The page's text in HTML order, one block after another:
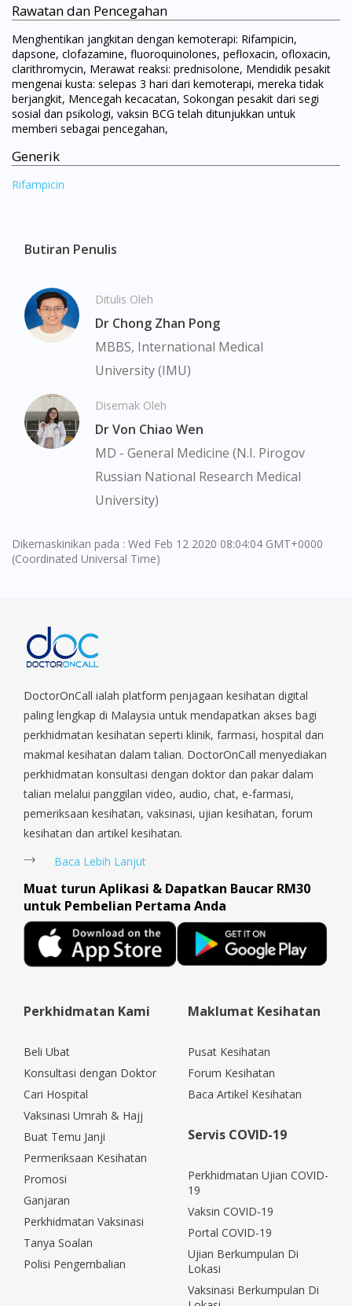
Visit DoctorOnCall Singapore
You seem to be shopping from Singapore
You are currently on DoctorOnCall.com.my, our Malaysian
To serve you better, would you like to head over to
DoctorOnCall Singapore?
Continue to DoctorOnCall Singapore
Rawatan dan Pencegahan
Menghentikan jangkitan dengan kemoterapi: Rifampicin,
dapsone, clofazamine, fluoroquinolones, pefloxacin, ofloxacin,
clarithromycin, Merawat reaksi: prednisolone, Mendidik pesakit
mengenai kusta: selepas 3 hari dari kemoterapi, mereka tidak
berjangkit, Mencegah kecacatan, Sokongan pesakit dari segi
sosial dan psikologi, vaksin BCG telah ditunjukkan untuk
memberi sebagai pencegahan,
Generik
Rifampicin
Butiran Penulis
Ditulis Oleh
Dr Chong Zhan Pong
MBBS, International Medical
University (IMU)
Disemak Oleh
Dr Von Chiao Wen
MD - General Medicine (N.I. Pirogov
Russian National Research Medical
University)
Dikemaskinikan pada : Wed Feb 12 2020 08:04:04 GMT+0000
(Coordinated Universal Time)
DoctorOnCall ialah platform penjagaan kesihatan digital
paling lengkap di Malaysia untuk mendapatkan akses bagi
perkhidmatan kesihatan seperti klinik, farmasi, hospital dan
makmal kesihatan dalam talian. DoctorOnCall menyediakan
perkhidmatan konsultasi dengan doktor dan pakar dalam
talian melalui panggilan video, audio, chat, e-farmasi,
pemeriksaan kesihatan, vaksinasi, ujian kesihatan, forum
kesihatan dan artikel kesihatan.
Baca Lebih Lanjut
Muat turun Aplikasi & Dapatkan Baucar RM30
untuk Pembelian Pertama Anda
Perkhidmatan Kami
Beli Ubat
Konsultasi dengan Doktor
Cari Hospital
Vaksinasi Umrah & Hajj
Buat Temu Janji
Permeriksaan Kesihatan
Promosi
Ganjaran
Perkhidmatan Vaksinasi
Tanya Soalan
Polisi Pengembalian
Maklumat Kesihatan
Pusat Kesihatan
Forum Kesihatan
Baca Artikel Kesihatan
Servis COVID-19
Perkhidmatan Ujian COVID-
19
Vaksin COVID-19
Portal COVID-19
Ujian Berkumpulan Di
Lokasi
Vaksinasi Berkumpulan Di